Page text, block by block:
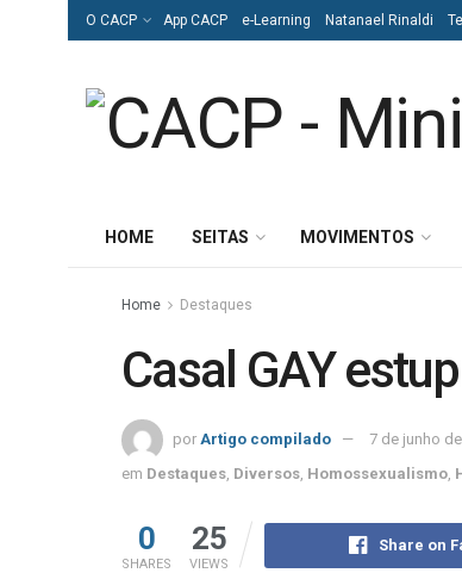
O CACP App CACP e-Learning Natanael Rinaldi
HOME SEITAS MOVIMENTOS
Home Destaques
Casal GAY
por Artigo compilado
7 de junho
em Destaques Diversos Homossexualismo
0
SHARES
25
VIEWS
Share on